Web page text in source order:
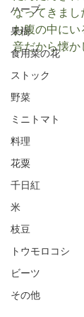
ハーブ
果樹
食用菜の花
ストック
野菜
ミニトマト
料理
花粟
千日紅
米
枝豆
トウモロコシ
ビーツ
その他
なってきまし
お腹の中に
音だから懐か